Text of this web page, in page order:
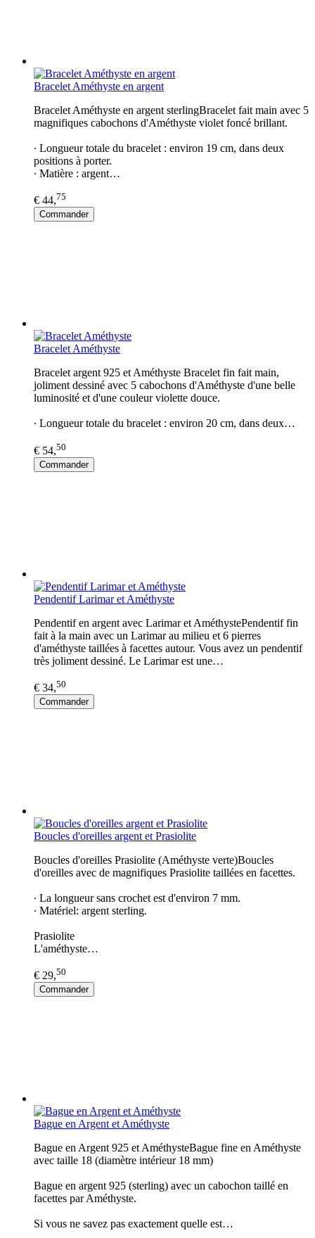
Bracelet Améthyste en argent
Bracelet Améthyste en argent sterlingBracelet fait main avec 5
magnifiques cabochons d'Améthyste violet foncé brillant.
∙ Longueur totale du bracelet : environ 19 cm, dans deux
positions à porter.
∙ Matière : argent…
€ 44,75
Commander
Bracelet Améthyste
Bracelet argent 925 et Améthyste Bracelet fin fait main,
joliment dessiné avec 5 cabochons d'Améthyste d'une belle
luminosité et d'une couleur violette douce.
∙ Longueur totale du bracelet : environ 20 cm, dans deux…
€ 54,50
Commander
Pendentif Larimar et Améthyste
Pendentif en argent avec Larimar et AméthystePendentif fin
fait à la main avec un Larimar au milieu et 6 pierres
d'améthyste taillées à facettes autour. Vous avez un pendentif
très joliment dessiné. Le Larimar est une…
€ 34,50
Commander
Boucles d'oreilles argent et Prasiolite
Boucles d'oreilles Prasiolite (Améthyste verte)Boucles
d'oreilles avec de magnifiques Prasiolite taillées en facettes.
∙ La longueur sans crochet est d'environ 7 mm.
∙ Matériel: argent sterling.
Prasiolite
L'améthyste…
€ 29,50
Commander
Bague en Argent et Améthyste
Bague en Argent 925 et AméthysteBague fine en Améthyste
avec taille 18 (diamètre intérieur 18 mm)
Bague en argent 925 (sterling) avec un cabochon taillé en
facettes par Améthyste.
Si vous ne savez pas exactement quelle est…